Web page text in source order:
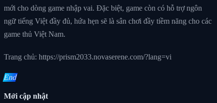
mới cho dòng game nhập vai. Đặc biệt, game còn có hỗ trợ ngôn
ngữ tiếng Việt đầy đủ, hứa hẹn sẽ là sân chơi đầy tiềm năng cho các
game thủ Việt Nam.
Trang chủ: https://prism2033.novaserene.com/?lang=vi
End
Mới cập nhật